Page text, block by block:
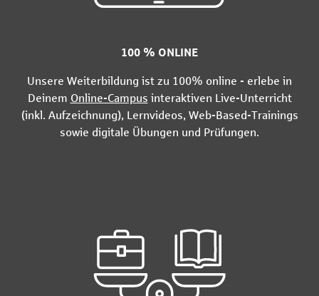
100 % ONLINE
Unsere Weiterbildung ist zu 100% online - erlebe in
Deinem Online-Campus interaktiven Live-Unterricht
(inkl. Aufzeichnung), Lernvideos, Web-Based-Trainings
sowie digitale Übungen und Prüfungen.